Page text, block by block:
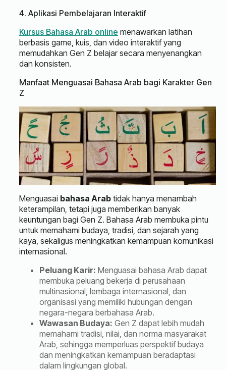
4. Aplikasi Pembelajaran Interaktif
Kursus Bahasa Arab online menawarkan latihan
berbasis game, kuis, dan video interaktif yang
memudahkan Gen Z belajar secara menyenangkan
dan konsisten.
Manfaat Menguasai Bahasa Arab bagi Karakter Gen
Z
Menguasai bahasa Arab tidak hanya menambah
keterampilan, tetapi juga memberikan banyak
keuntungan bagi Gen Z. Bahasa Arab membuka pintu
untuk memahami budaya, tradisi, dan sejarah yang
kaya, sekaligus meningkatkan kemampuan komunikasi
internasional.
Peluang Karir: Menguasai bahasa Arab dapat
membuka peluang bekerja di perusahaan
multinasional, lembaga internasional, dan
organisasi yang memiliki hubungan dengan
negara-negara berbahasa Arab.
Wawasan Budaya: Gen Z dapat lebih mudah
memahami tradisi, nilai, dan norma masyarakat
Arab, sehingga memperluas perspektif budaya
dan meningkatkan kemampuan beradaptasi
dalam lingkungan global.